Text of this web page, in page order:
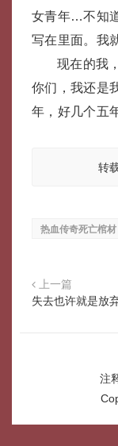
女青年…不知
写在里面。我
现在的我
你们，我还是
年，好几个五
转
热血传奇死亡棺材
上一篇
失去也许就是放
注